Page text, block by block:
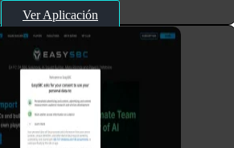
Ver Aplicación